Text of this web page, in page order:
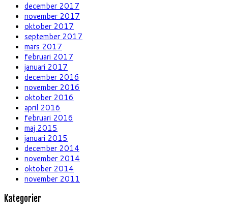
december 2017
november 2017
oktober 2017
september 2017
mars 2017
februari 2017
januari 2017
december 2016
november 2016
oktober 2016
april 2016
februari 2016
maj 2015
januari 2015
december 2014
november 2014
oktober 2014
november 2011
Kategorier